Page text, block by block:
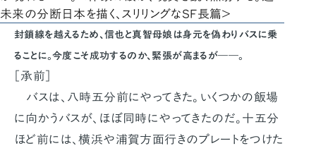
未来の分断日本を描く、スリリングなSF長篇＞
封鎖線を越えるため、信也と真智母娘は身元を偽わりバスに乗
ることに。今度こそ成功するのか、緊張が高まるが――。
［承前］
バスは、八時五分前にやってきた。いくつかの飯場
に向かうバスが、ほぼ同時にやってきたのだ。十五分
ほど前には、横浜や浦賀方面行きのプレートをつけた